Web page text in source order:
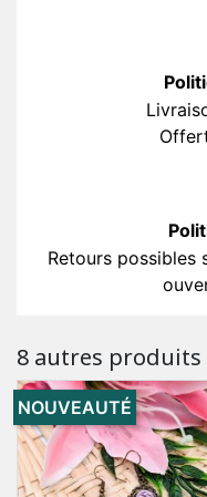
Retours possibles
8 autres produits
NOUVEAUTÉ